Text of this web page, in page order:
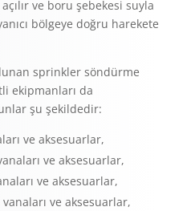
ve boru şebekesi suyla
bölgeye doğru harekete
sprinkler söndürme
ekipmanları da
şu şekildedir:
ve aksesuarlar,
ve aksesuarlar,
ve aksesuarlar,
ve aksesuarlar,